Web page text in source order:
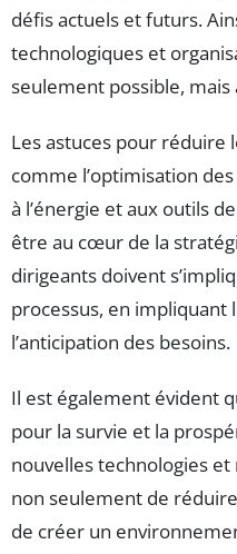
défis actuels et futurs.
technologiques et
seulement possible, mais
Les astuces pour réduire
comme l’optimisation
à l’énergie et aux outils
être au cœur de la
dirigeants doivent
processus, en
l’anticipation des besoins.
Il est également évident
pour la survie et la
nouvelles technologies
non seulement de
de créer un